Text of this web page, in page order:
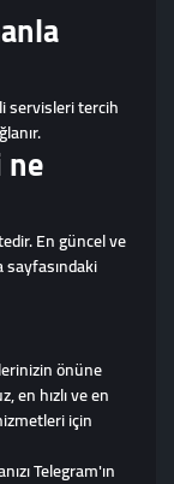
servisleri tercih
En güncel ve
sayfasındaki
önüne
en hızlı ve en
için
Telegram'ın